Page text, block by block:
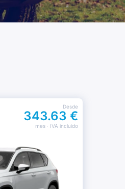
Desde
343.63 €
mes· IVA incluido